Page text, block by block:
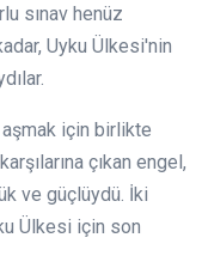
sınav henüz
Uyku Ülkesi'nin
için birlikte
çıkan engel,
ve güçlüydü. İki
Ülkesi için son